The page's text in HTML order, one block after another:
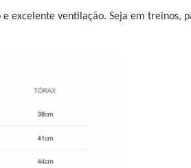
excelente ventilação. Seja em treinos,